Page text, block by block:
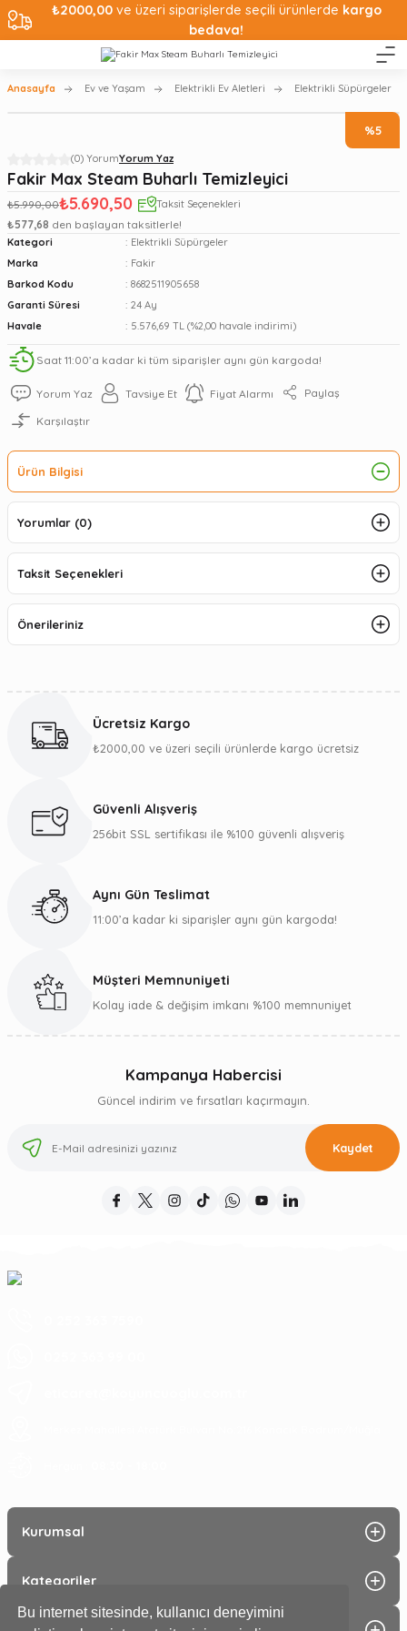
Bu internet sitesinde, kullanıcı deneyimini
₺2000,00ve üzeri siparişlerde seçili ürünlerde kargo
bedava!
Anasayfa Ev ve Yaşam Elektrikli Ev Aletleri Elektrikli Süpürgeler
%5
(0) YorumYorum Yaz
Fakir Max Steam Buharlı Temizleyici
₺5.990,00₺5.690,50 Taksit Seçenekleri
₺577,68 den başlayan taksitlerle!
Kategori
Elektrikli Süpürgeler
Marka
Fakir
Barkod Kodu
8682511905658
Garanti Süresi
24 Ay
Havale
5.576,69 TL (%2,00 havale indirimi)
Saat 11:00’a kadar ki tüm siparişler aynı gün kargoda!
Yorum Yaz Tavsiye Et Fiyat Alarmı Paylaş
Karşılaştır
Ürün Bilgisi
Yorumlar (0)
Taksit Seçenekleri
Önerileriniz
Ücretsiz Kargo
₺2000,00 ve üzeri seçili ürünlerde kargo ücretsiz
Güvenli Alışveriş
256bit SSL sertifikası ile %100 güvenli alışveriş
Aynı Gün Teslimat
11:00’a kadar ki siparişler aynı gün kargoda!
Müşteri Memnuniyeti
Kolay iade & değişim imkanı %100 memnuniyet
Kampanya Habercisi
Güncel indirim ve fırsatları kaçırmayın.
Kaydet
Kurumsal
Kategoriler